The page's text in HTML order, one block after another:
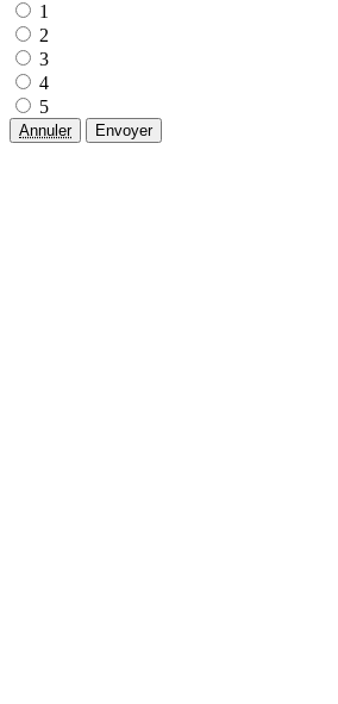
1
2
3
4
5
Annuler Envoyer